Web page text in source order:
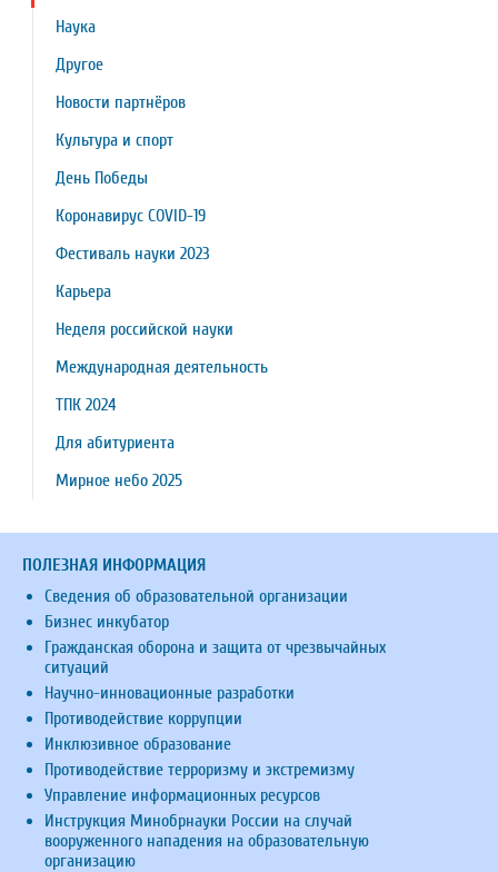
Наука
Другое
Новости партнёров
Культура и спорт
День Победы
Коронавирус COVID-19
Фестиваль науки 2023
Карьера
Неделя российской науки
Международная деятельность
ТПК 2024
Для абитуриента
Мирное небо 2025
ПОЛЕЗНАЯ ИНФОРМАЦИЯ
Сведения об образовательной организации
Бизнес инкубатор
Гражданская оборона и защита от чрезвычайных
ситуаций
Научно-инновационные разработки
Противодействие коррупции
Инклюзивное образование
Противодействие терроризму и экстремизму
Управление информационных ресурсов
Инструкция Минобрнауки России на случай
вооруженного нападения на образовательную
организацию